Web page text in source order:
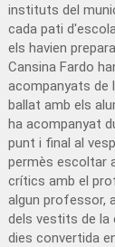
instituts del
cada pati
els havien
Cansina Fardo
acompanyats de
ballat amb els
ha acompanyat
punt i final al
permès escoltar
crítics amb el
algun professor,
dels vestits de la
dies convertida